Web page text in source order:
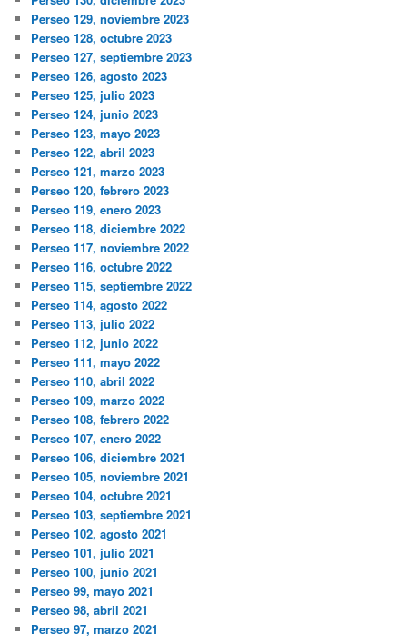
Perseo 129, noviembre 2023
Perseo 128, octubre 2023
Perseo 127, septiembre 2023
Perseo 126, agosto 2023
Perseo 125, julio 2023
Perseo 124, junio 2023
Perseo 123, mayo 2023
Perseo 122, abril 2023
Perseo 121, marzo 2023
Perseo 120, febrero 2023
Perseo 119, enero 2023
Perseo 118, diciembre 2022
Perseo 117, noviembre 2022
Perseo 116, octubre 2022
Perseo 115, septiembre 2022
Perseo 114, agosto 2022
Perseo 113, julio 2022
Perseo 112, junio 2022
Perseo 111, mayo 2022
Perseo 110, abril 2022
Perseo 109, marzo 2022
Perseo 108, febrero 2022
Perseo 107, enero 2022
Perseo 106, diciembre 2021
Perseo 105, noviembre 2021
Perseo 104, octubre 2021
Perseo 103, septiembre 2021
Perseo 102, agosto 2021
Perseo 101, julio 2021
Perseo 100, junio 2021
Perseo 99, mayo 2021
Perseo 98, abril 2021
Perseo 97, marzo 2021